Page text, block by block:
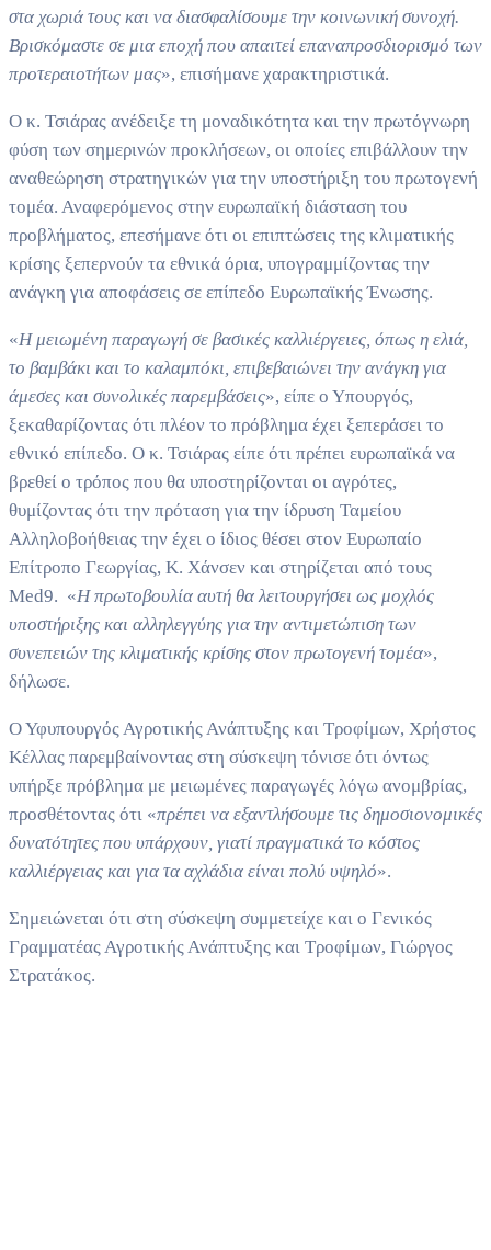
στα χωριά τους και να διασφαλίσουμε την κοινωνική συνοχή.
Βρισκόμαστε σε μια εποχή που απαιτεί επαναπροσδιορισμό των
προτεραιοτήτων μας», επισήμανε χαρακτηριστικά.
Ο κ. Τσιάρας ανέδειξε τη μοναδικότητα και την πρωτόγνωρη
φύση των σημερινών προκλήσεων, οι οποίες επιβάλλουν την
αναθεώρηση στρατηγικών για την υποστήριξη του πρωτογενή
τομέα. Αναφερόμενος στην ευρωπαϊκή διάσταση του
προβλήματος, επεσήμανε ότι οι επιπτώσεις της κλιματικής
κρίσης ξεπερνούν τα εθνικά όρια, υπογραμμίζοντας την
ανάγκη για αποφάσεις σε επίπεδο Ευρωπαϊκής Ένωσης.
«Η μειωμένη παραγωγή σε βασικές καλλιέργειες, όπως η ελιά,
το βαμβάκι και το καλαμπόκι, επιβεβαιώνει την ανάγκη για
άμεσες και συνολικές παρεμβάσεις», είπε ο Υπουργός,
ξεκαθαρίζοντας ότι πλέον το πρόβλημα έχει ξεπεράσει το
εθνικό επίπεδο. Ο κ. Τσιάρας είπε ότι πρέπει ευρωπαϊκά να
βρεθεί ο τρόπος που θα υποστηρίζονται οι αγρότες,
θυμίζοντας ότι την πρόταση για την ίδρυση Ταμείου
Αλληλοβοήθειας την έχει ο ίδιος θέσει στον Ευρωπαίο
Επίτροπο Γεωργίας, Κ. Χάνσεν και στηρίζεται από τους
Med9. «Η πρωτοβουλία αυτή θα λειτουργήσει ως μοχλός
υποστήριξης και αλληλεγγύης για την αντιμετώπιση των
συνεπειών της κλιματικής κρίσης στον πρωτογενή τομέα»,
δήλωσε.
Ο Υφυπουργός Αγροτικής Ανάπτυξης και Τροφίμων, Χρήστος
Κέλλας παρεμβαίνοντας στη σύσκεψη τόνισε ότι όντως
υπήρξε πρόβλημα με μειωμένες παραγωγές λόγω ανομβρίας,
προσθέτοντας ότι «πρέπει να εξαντλήσουμε τις δημοσιονομικές
δυνατότητες που υπάρχουν, γιατί πραγματικά το κόστος
καλλιέργειας και για τα αχλάδια είναι πολύ υψηλό».
Σημειώνεται ότι στη σύσκεψη συμμετείχε και ο Γενικός
Γραμματέας Αγροτικής Ανάπτυξης και Τροφίμων, Γιώργος
Στρατάκος.